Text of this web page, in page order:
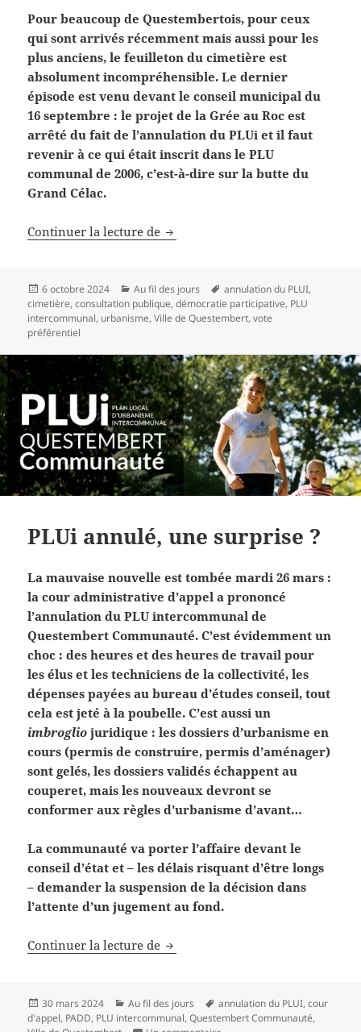
Pour beaucoup de Questembertois, pour ceux
qui sont arrivés récemment mais aussi pour les
plus anciens, le feuilleton du cimetière est
absolument incompréhensible. Le dernier
épisode est venu devant le conseil municipal du
16 septembre : le projet de la Grée au Roc est
arrêté du fait de l’annulation du PLUi et il faut
revenir à ce qui était inscrit dans le PLU
communal de 2006, c’est-à-dire sur la butte du
Grand Célac.
Continuer la lecture de Reparler du cimetière
Publié
le
6 octobre 2024 Catégories
Au fil des jours
Mots-
clés
annulation du PLUI,
cimetière,consultation publique,démocratie participative, PLU
intercommunal, urbanisme,Ville de Questembert,vote
préférentiel
PLUi annulé, une surprise ?
La mauvaise nouvelle est tombée mardi 26 mars :
la cour administrative d’appel a prononcé
l’annulation du PLU intercommunal de
Questembert Communauté. C’est évidemment un
choc : des heures et des heures de travail pour
les élus et les techniciens de la collectivité, les
dépenses payées au bureau d’études conseil, tout
cela est jeté à la poubelle. C’est aussi un
imbroglio juridique : les dossiers d’urbanisme en
cours (permis de construire, permis d’aménager)
sont gelés, les dossiers validés échappent au
couperet, mais les nouveaux devront se
conformer aux règles d’urbanisme d’avant…
La communauté va porter l’affaire devant le
conseil d’état et – les délais risquant d’être longs
– demander la suspension de la décision dans
l’attente d’un jugement au fond.
Continuer la lecture de PLUi annulé, une surprise ?
Publié
le
30 mars 2024 Catégories
Au fil des jours
Mots-
clés
annulation du PLUI,cour
d'appel, PADD, PLU intercommunal,Questembert Communauté,